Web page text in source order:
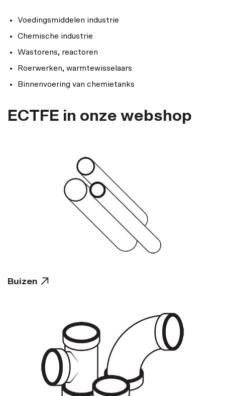
Voedingsmiddelen industrie
Chemische industrie
Wastorens, reactoren
Roerwerken, warmtewisselaars
Binnenvoering van chemietanks
ECTFE in onze webshop
Buizen